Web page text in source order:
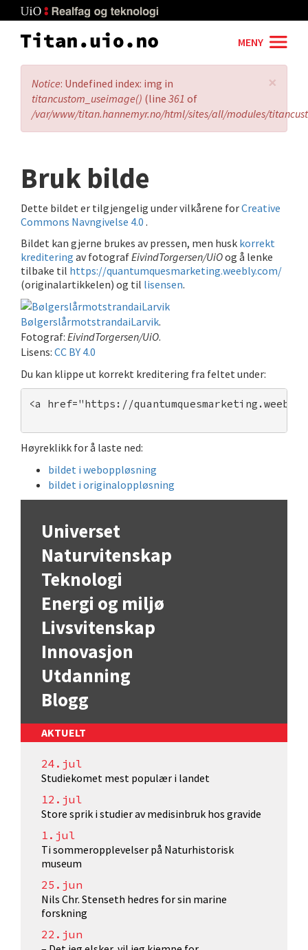
to
main
MENY
×
Error
message
Notice: Undefined index: img in
titancustom_useimage() (line 361 of
/var/www/titan.hannemyr.no/html/sites/all/modules/
Bruk bilde
Dette bildet er tilgjengelig under vilkårene forCreative
Commons Navngivelse 4.0 .
Bildet kan gjerne brukes av pressen, men husk korrekt
kreditering av fotografEivindTorgersen/UiOog å lenke
tilbake til https://quantumquesmarketing.weebly.com/
(originalartikkelen) og til lisensen.
BølgerslårmotstrandaiLarvik.
Fotograf: EivindTorgersen/UiO.
Lisens: CC BY 4.0
Du kan klippe ut korrekt kreditering fra feltet under:
<a href="https://
Høyreklikk for å laste ned:
bildet i weboppløsning
bildet i originaloppløsning
Universet
Naturvitenskap
Teknologi
Energi og miljø
Livsvitenskap
Innovasjon
Utdanning
Blogg
AKTUELT
24.jul
Studiekomet mest populær i landet
12.jul
Store sprik i studier av medisinbruk hos gravide
1.jul
Ti sommeropplevelser på Naturhistorisk
museum
25.jun
Nils Chr. Stenseth hedres for sin marine
forskning
22.jun